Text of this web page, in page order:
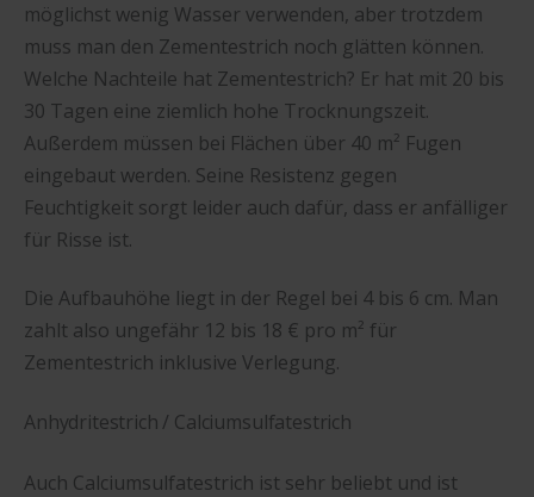
möglichst wenig Wasser verwenden, aber trotzdem
muss man den Zementestrich noch glätten können.
Welche Nachteile hat Zementestrich? Er hat mit 20 bis
30 Tagen eine ziemlich hohe Trocknungszeit.
Außerdem müssen bei Flächen über 40 m² Fugen
eingebaut werden. Seine Resistenz gegen
Feuchtigkeit sorgt leider auch dafür, dass er anfälliger
für Risse ist.
Die Aufbauhöhe liegt in der Regel bei 4 bis 6 cm. Man
zahlt also ungefähr 12 bis 18 € pro m² für
Zementestrich inklusive Verlegung.
Anhydritestrich / Calciumsulfatestrich
Auch Calciumsulfatestrich ist sehr beliebt und ist